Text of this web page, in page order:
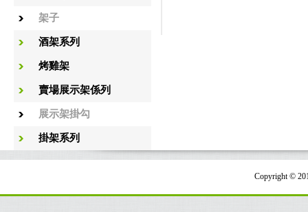
架子
酒架系列
烤雞架
賣場展示架係列
展示架掛勾
掛架系列
Copyright ©